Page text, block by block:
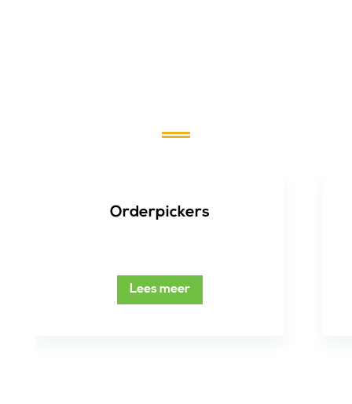
Orderpickers
Lees meer